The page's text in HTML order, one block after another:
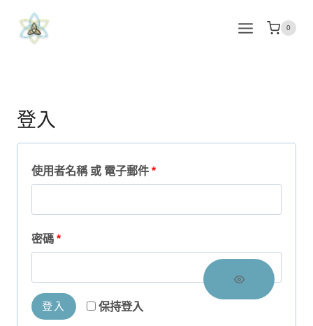
0
登入
使用者名稱 或 電子郵件 *必
密碼 *必
保持登入
登入